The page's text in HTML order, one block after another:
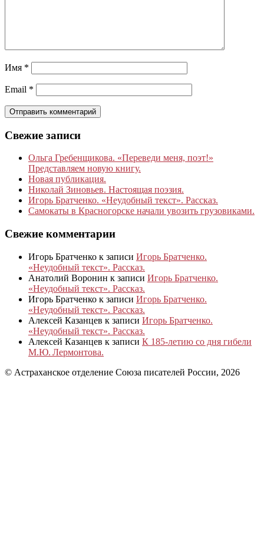
Имя *
Email *
Свежие записи
Ольга Гребенщикова. «Переведи меня, поэт!»
Представляем новую книгу.
Новая публикация.
Николай Зиновьев. Настоящая поэзия.
Игорь Братченко. «Неудобный текст». Рассказ.
Самокаты в Красногорске начали увозить грузовиками.
Свежие комментарии
Игорь Братченко к записи Игорь Братченко.
«Неудобный текст». Рассказ.
Анатолий Воронин к записи Игорь Братченко.
«Неудобный текст». Рассказ.
Игорь Братченко к записи Игорь Братченко.
«Неудобный текст». Рассказ.
Алексей Казанцев к записи Игорь Братченко.
«Неудобный текст». Рассказ.
Алексей Казанцев к записи К 185‑летию со дня гибели
М.Ю. Лермонтова.
© Астраханское отделение Союза писателей России, 2026